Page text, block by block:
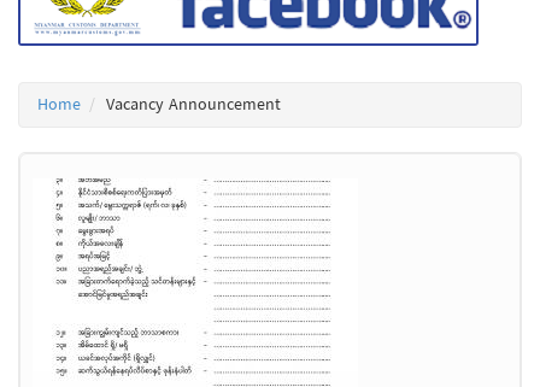
Home Vacancy Announcement